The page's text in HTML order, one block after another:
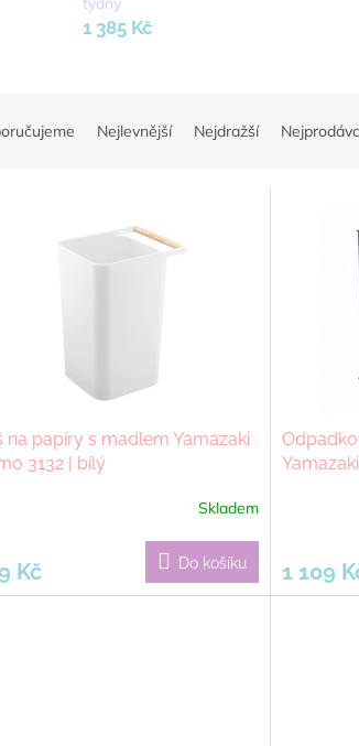
1 385 Kč
Nejlevnější Nejdražší
na papíry s madlem Yamazaki
3132 | bílý
Skladem
Kč Do košíku 1 109